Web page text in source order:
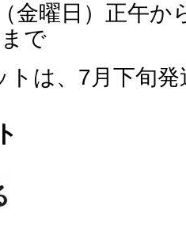
金曜日）正午か
で
トは、7月下旬発